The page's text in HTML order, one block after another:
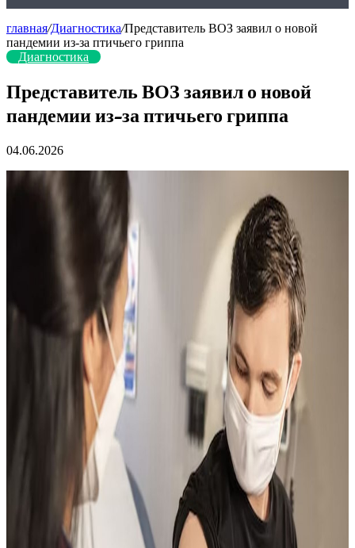
главная/Диагностика/Представитель ВОЗ заявил о новой
пандемии из-за птичьего гриппа
Диагностика
Представитель ВОЗ заявил о новой
пандемии из-за птичьего гриппа
04.06.2026